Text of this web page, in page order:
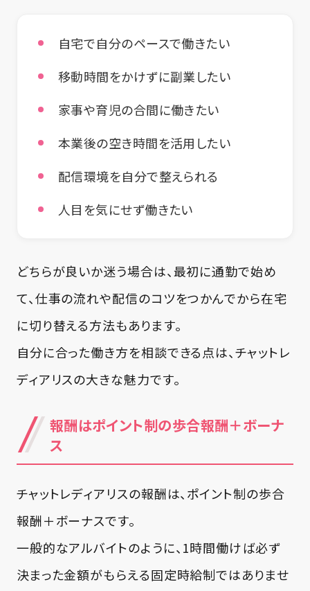
自宅で自分のペースで働きたい
移動時間をかけずに副業したい
家事や育児の合間に働きたい
本業後の空き時間を活用したい
配信環境を自分で整えられる
人目を気にせず働きたい
どちらが良いか迷う場合は、最初に通勤で始め
て、仕事の流れや配信のコツをつかんでから在宅
に切り替える方法もあります。
自分に合った働き方を相談できる点は、チャットレ
ディアリスの大きな魅力です。
報酬はポイント制の歩合報酬＋ボーナ
ス
チャットレディアリスの報酬は、ポイント制の歩合
報酬＋ボーナスです。
一般的なアルバイトのように、1時間働けば必ず
決まった金額がもらえる固定時給制ではありませ